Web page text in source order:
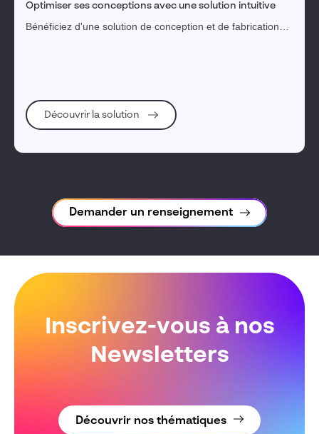
Optimiser ses conceptions avec une solution intuitive
Bénéficiez d'une solution de conception et de fabrication
Découvrir la solution
Demander un renseignement
Inscrivez-vous à nos
Newsletters
Découvrir nos thématiques